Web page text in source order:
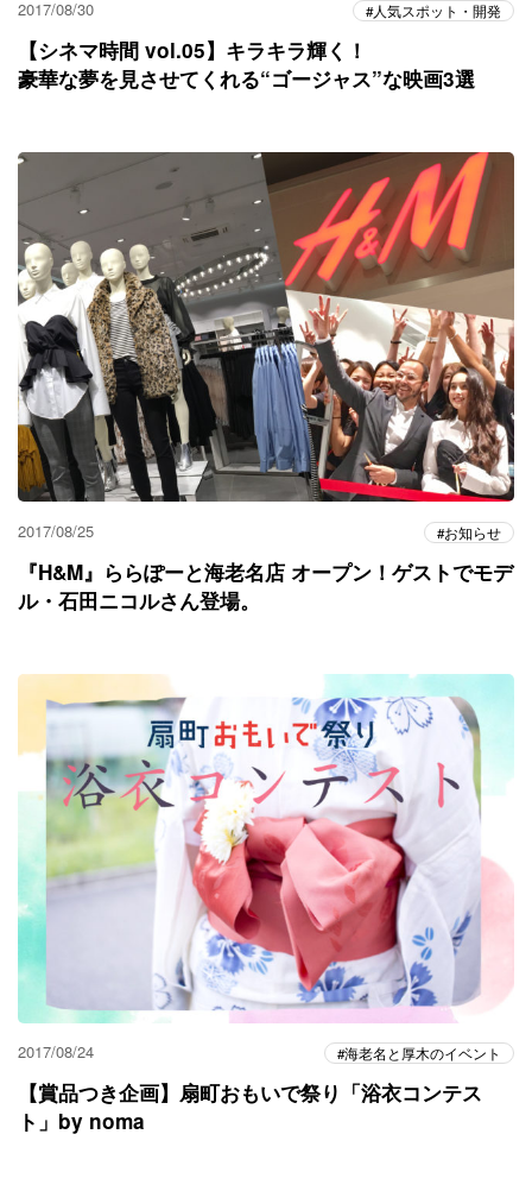
2017/08/30 人気スポット・開発
【シネマ時間 vol.05】キラキラ輝く！
豪華な夢を見させてくれる“ゴージャス”な映画3選
2017/08/25 お知らせ
『H&M』ららぽーと海老名店 オープン！ゲストでモデ
ル・石田ニコルさん登場。
2017/08/24 海老名と厚木のイベント
【賞品つき企画】扇町おもいで祭り「浴衣コンテス
ト」by noma